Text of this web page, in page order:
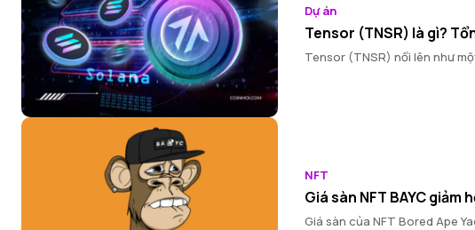
Dự án
Tensor (TNSR) là gì?
Tensor (TNSR) nổi lên như
NFT
Giá sàn NFT BAYC giảm
Giá sàn của NFT Bored Ape